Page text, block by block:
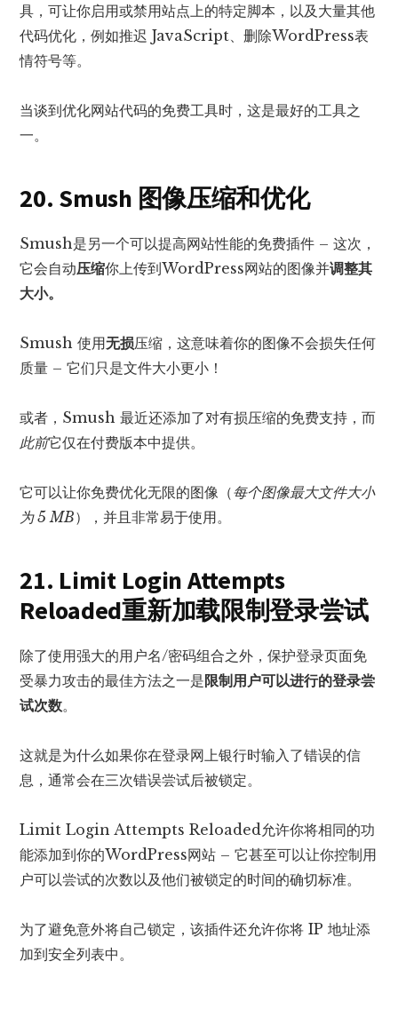
具，可让你启用或禁用站点上的特定脚本，以及大量其他
代码优化，例如推迟 JavaScript、删除WordPress表
情符号等。
当谈到优化网站代码的免费工具时，这是最好的工具之
一。
20. Smush 图像压缩和优化
Smush是另一个可以提高网站性能的免费插件 – 这次，
它会自动压缩你上传到WordPress网站的图像并调整其
大小。
Smush 使用无损压缩，这意味着你的图像不会损失任何
质量 – 它们只是文件大小更小！
或者，Smush 最近还添加了对有损压缩的免费支持，而
此前它仅在付费版本中提供。
它可以让你免费优化无限的图像（每个图像最大文件大小
为 5 MB），并且非常易于使用。
21. Limit Login Attempts
Reloaded重新加载限制登录尝试
除了使用强大的用户名/密码组合之外，保护登录页面免
受暴力攻击的最佳方法之一是限制用户可以进行的登录尝
试次数。
这就是为什么如果你在登录网上银行时输入了错误的信
息，通常会在三次错误尝试后被锁定。
Limit Login Attempts Reloaded允许你将相同的功
能添加到你的WordPress网站 – 它甚至可以让你控制用
户可以尝试的次数以及他们被锁定的时间的确切标准。
为了避免意外将自己锁定，该插件还允许你将 IP 地址添
加到安全列表中。